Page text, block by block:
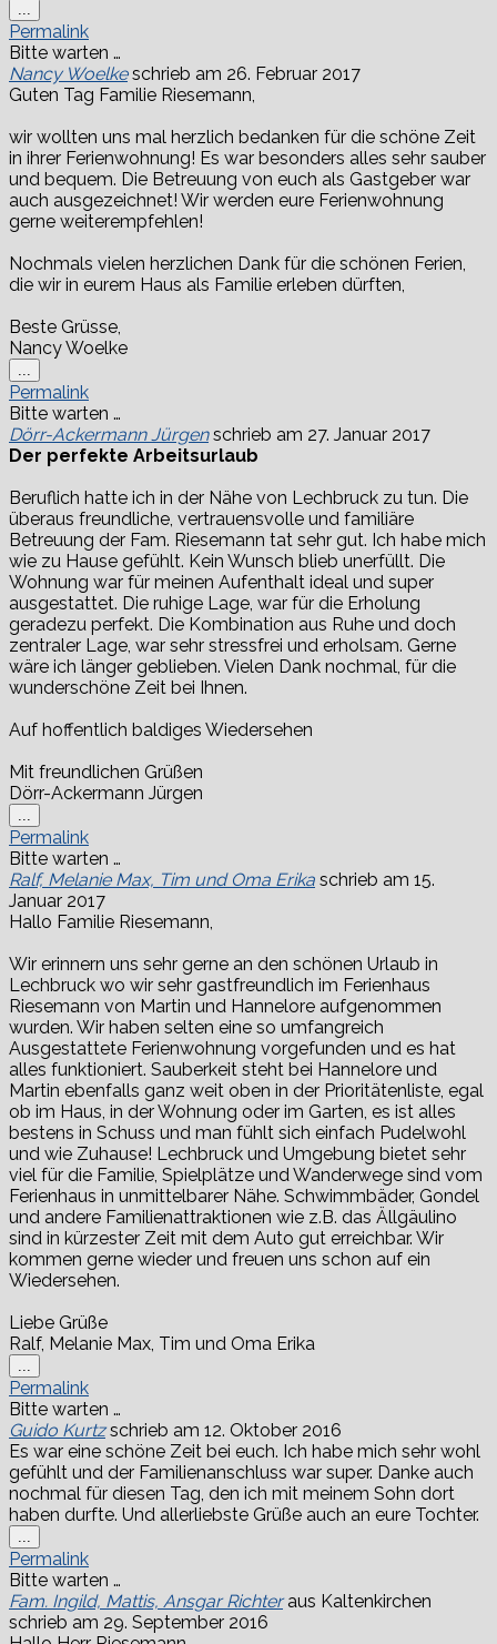
...
Metabox
ein-/ausblenden.
Permalink
Bitte warten …
Nancy Woelke schrieb am 26. Februar 2017
Guten Tag Familie Riesemann,
wir wollten uns mal herzlich bedanken für die schöne Zeit
in ihrer Ferienwohnung! Es war besonders alles sehr sauber
und bequem. Die Betreuung von euch als Gastgeber war
auch ausgezeichnet! Wir werden eure Ferienwohnung
gerne weiterempfehlen!
Nochmals vielen herzlichen Dank für die schönen Ferien,
die wir in eurem Haus als Familie erleben dürften,
Beste Grüsse,
Nancy Woelke
...
Metabox
ein-/ausblenden.
Permalink
Bitte warten …
Dörr-Ackermann Jürgen schrieb am 27. Januar 2017
Der perfekte Arbeitsurlaub
Beruflich hatte ich in der Nähe von Lechbruck zu tun. Die
überaus freundliche, vertrauensvolle und familiäre
Betreuung der Fam. Riesemann tat sehr gut. Ich habe mich
wie zu Hause gefühlt. Kein Wunsch blieb unerfüllt. Die
Wohnung war für meinen Aufenthalt ideal und super
ausgestattet. Die ruhige Lage, war für die Erholung
geradezu perfekt. Die Kombination aus Ruhe und doch
zentraler Lage, war sehr stressfrei und erholsam. Gerne
wäre ich länger geblieben. Vielen Dank nochmal, für die
wunderschöne Zeit bei Ihnen.
Auf hoffentlich baldiges Wiedersehen
Mit freundlichen Grüßen
Dörr-Ackermann Jürgen
...
Metabox
ein-/ausblenden.
Permalink
Bitte warten …
Ralf, Melanie Max, Tim und Oma Erika schrieb am 15.
Januar 2017
Hallo Familie Riesemann,
Wir erinnern uns sehr gerne an den schönen Urlaub in
Lechbruck wo wir sehr gastfreundlich im Ferienhaus
Riesemann von Martin und Hannelore aufgenommen
wurden. Wir haben selten eine so umfangreich
Ausgestattete Ferienwohnung vorgefunden und es hat
alles funktioniert. Sauberkeit steht bei Hannelore und
Martin ebenfalls ganz weit oben in der Prioritätenliste, egal
ob im Haus, in der Wohnung oder im Garten, es ist alles
bestens in Schuss und man fühlt sich einfach Pudelwohl
und wie Zuhause! Lechbruck und Umgebung bietet sehr
viel für die Familie, Spielplätze und Wanderwege sind vom
Ferienhaus in unmittelbarer Nähe. Schwimmbäder, Gondel
und andere Familienattraktionen wie z.B. das Ällgäulino
sind in kürzester Zeit mit dem Auto gut erreichbar. Wir
kommen gerne wieder und freuen uns schon auf ein
Wiedersehen.
Liebe Grüße
Ralf, Melanie Max, Tim und Oma Erika
...
Metabox
ein-/ausblenden.
Permalink
Bitte warten …
Guido Kurtz schrieb am 12. Oktober 2016
Es war eine schöne Zeit bei euch. Ich habe mich sehr wohl
gefühlt und der Familienanschluss war super. Danke auch
nochmal für diesen Tag, den ich mit meinem Sohn dort
haben durfte. Und allerliebste Grüße auch an eure Tochter.
...
Metabox
ein-/ausblenden.
Permalink
Bitte warten …
Fam. Ingild, Mattis, Ansgar Richter aus Kaltenkirchen
schrieb am 29. September 2016